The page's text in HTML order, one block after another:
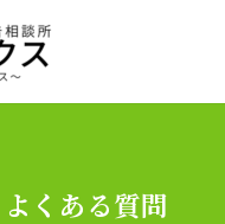
よくある質問